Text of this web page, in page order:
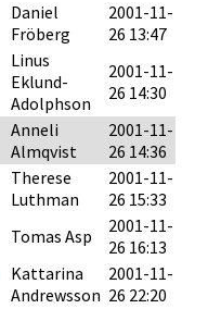
Daniel
Fröberg
2001-11-
26 13:47
Linus
Eklund-
Adolphson
2001-11-
26 14:30
Anneli
Almqvist
2001-11-
26 14:36
Therese
Luthman
2001-11-
26 15:33
Tomas Asp
2001-11-
26 16:13
Kattarina
Andrewsson
2001-11-
26 22:20